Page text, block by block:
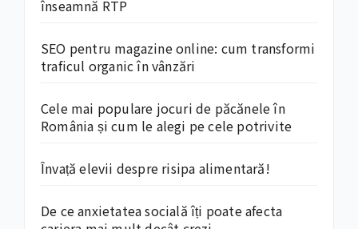
înseamnă RTP
SEO pentru magazine online: cum transformi
traficul organic în vânzări
Cele mai populare jocuri de păcănele în
România și cum le alegi pe cele potrivite
Învață elevii despre risipa alimentară!
De ce anxietatea socială îți poate afecta